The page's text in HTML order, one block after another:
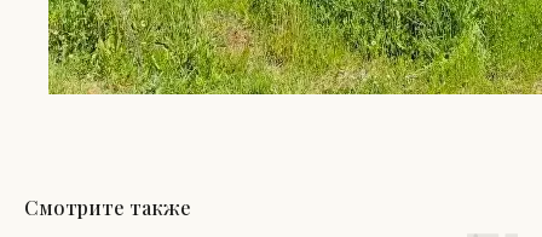
Смотрите также